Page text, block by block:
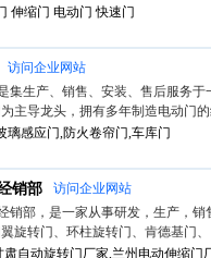
伸缩门 电动门 快速门
访问企业网站
集生产、销售、安装、售后服务于
主导龙头，拥有多年制造电动门
璃感应门,防火卷帘门,车库门
销部
访问企业网站
销部，是一家从事研发，生产，销
旋转门、环柱旋转门、肯德基门
自动旋转门厂家,兰州电动伸缩门